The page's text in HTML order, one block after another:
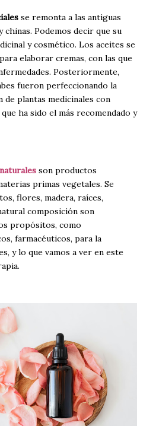
se remonta a las antiguas
chinas. Podemos decir que su
y cosmético. Los aceites se
elaborar cremas, con las que
Posteriormente,
fueron perfeccionando la
de plantas medicinales con
ha sido el más recomendado y
son productos
primas vegetales. Se
flores, madera, raíces,
composición son
propósitos, como
farmacéuticos, para la
y lo que vamos a ver en este